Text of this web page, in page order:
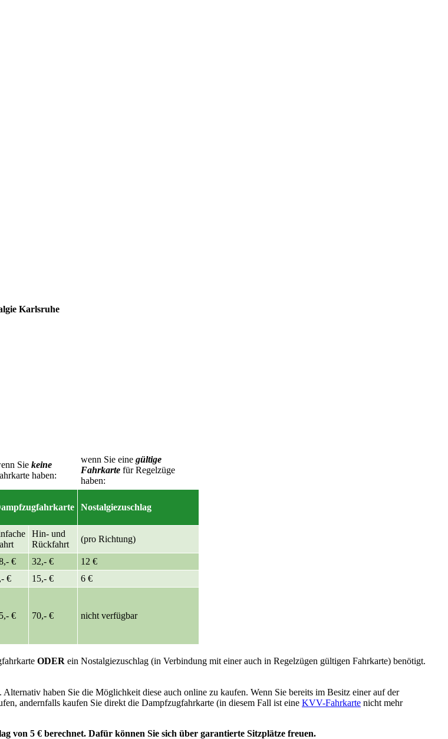
Karlsruhe
Sie keine
haben:
wenn Sie eine gültige
Fahrkarte für Regelzüge
haben:
Nostalgiezuschlag
Hin- und
Rückfahrt
(pro Richtung)
€ 32,- €
12 €
€ 15,- € 6 €
€ 70,- € nicht verfügbar
ODER ein Nostalgiezuschlag (in Verbindung mit einer auch in Regelzügen gültigen Fahrkarte) benötigt.
haben Sie die Möglichkeit diese auch online zu kaufen. Wenn Sie bereits im Besitz einer auf der
andernfalls kaufen Sie direkt die Dampfzugfahrkarte (in diesem Fall ist eine KVV-Fahrkarte nicht mehr
von 5 € berechnet. Dafür können Sie sich über garantierte Sitzplätze freuen.